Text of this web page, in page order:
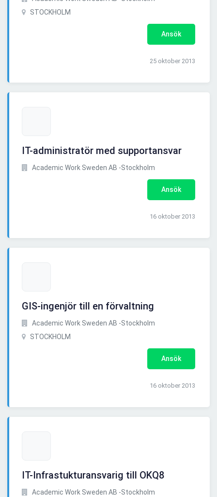
STOCKHOLM
Ansök
25 oktober 2013
IT-administratör med supportansvar
Academic Work Sweden AB -Stockholm
Ansök
16 oktober 2013
GIS-ingenjör till en förvaltning
Academic Work Sweden AB -Stockholm
STOCKHOLM
Ansök
16 oktober 2013
IT-Infrastukturansvarig till OKQ8
Academic Work Sweden AB -Stockholm